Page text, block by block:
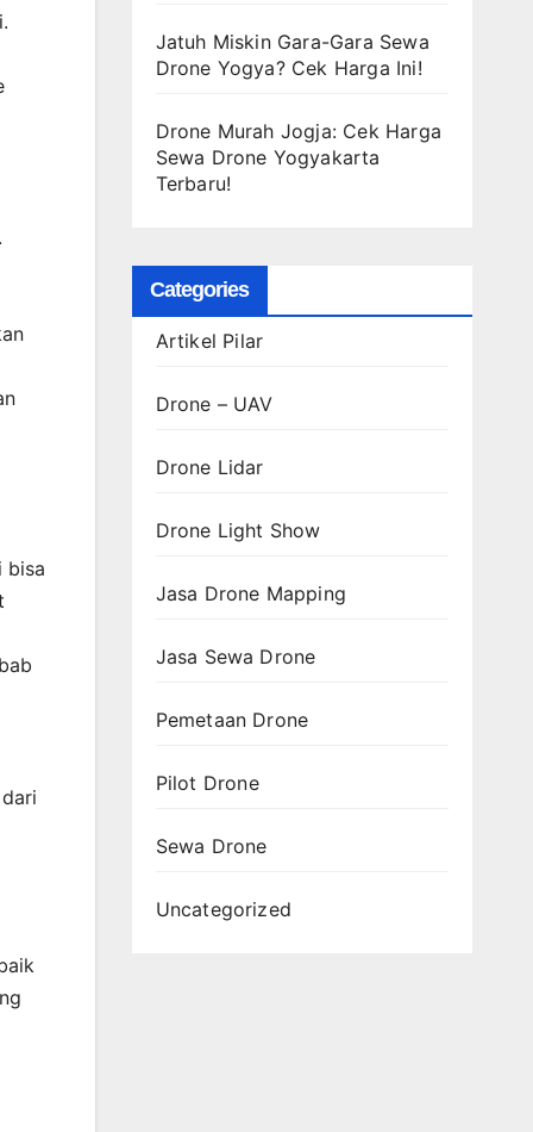
bisa
Jatuh Miskin Gara-Gara Sewa
Drone Yogya? Cek Harga Ini!
Drone Murah Jogja: Cek Harga
Sewa Drone Yogyakarta
Terbaru!
Categories
Artikel Pilar
Drone – UAV
Drone Lidar
Drone Light Show
Jasa Drone Mapping
Jasa Sewa Drone
Pemetaan Drone
Pilot Drone
Sewa Drone
Uncategorized